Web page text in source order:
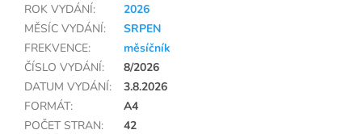
ROK VYDÁNÍ:
2026
MĚSÍC VYDÁNÍ:
SRPEN
FREKVENCE:
měsíčník
ČÍSLO VYDÁNÍ:
8/2026
DATUM VYDÁNÍ:
3.8.2026
FORMÁT:
A4
POČET STRAN:
42